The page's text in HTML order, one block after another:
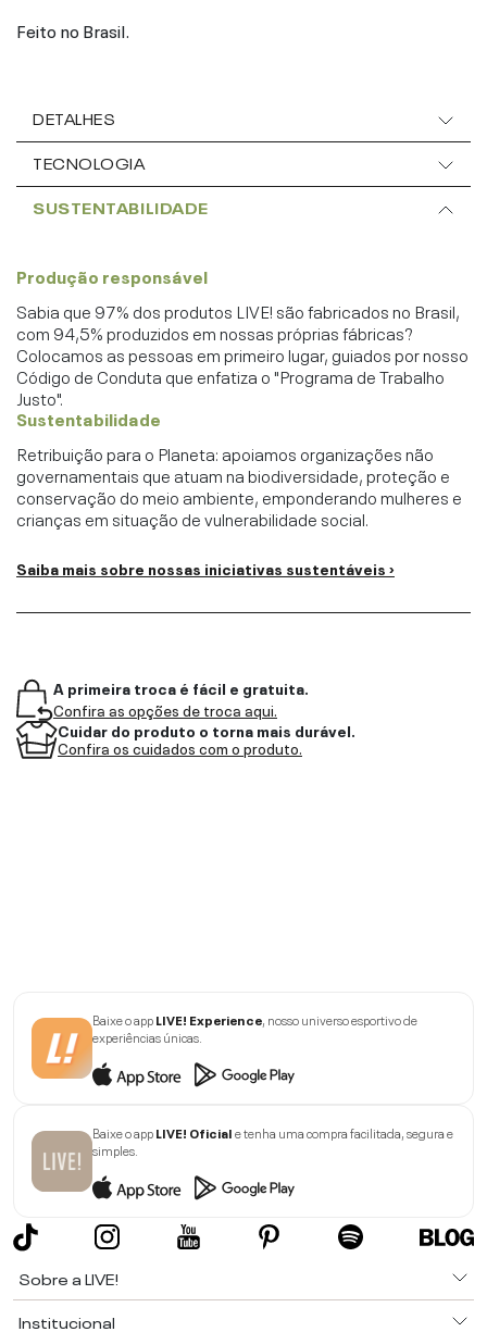
Feito no Brasil.
DETALHES
TECNOLOGIA
SUSTENTABILIDADE
Produção responsável
Sabia que 97% dos produtos LIVE! são fabricados no Brasil,
com 94,5% produzidos em nossas próprias fábricas?
Colocamos as pessoas em primeiro lugar, guiados por nosso
Código de Conduta que enfatiza o "Programa de Trabalho
Justo".
Sustentabilidade
Retribuição para o Planeta: apoiamos organizações não
governamentais que atuam na biodiversidade, proteção e
conservação do meio ambiente, emponderando mulheres e
crianças em situação de vulnerabilidade social.
Saiba mais sobre nossas iniciativas sustentáveis ›
A primeira troca é fácil e gratuita.
Confira as opções de troca aqui.
Cuidar do produto o torna mais durável.
Confira os cuidados com o produto.
Baixe o appLIVE! Experience , nosso universo esportivo de
experiências únicas.
Baixe o appLIVE! Oficiale tenha uma compra facilitada, segura e
simples.
Sobre a LIVE!
Institucional